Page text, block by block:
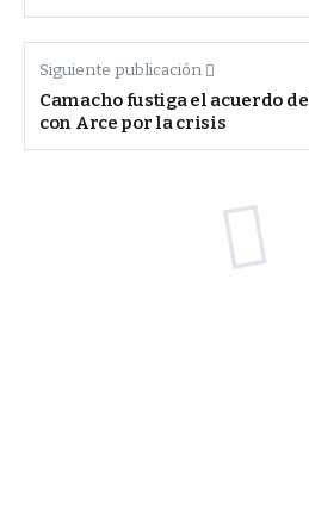
Siguiente publicación
Camacho fustiga el acuerdo
con Arce por la crisis